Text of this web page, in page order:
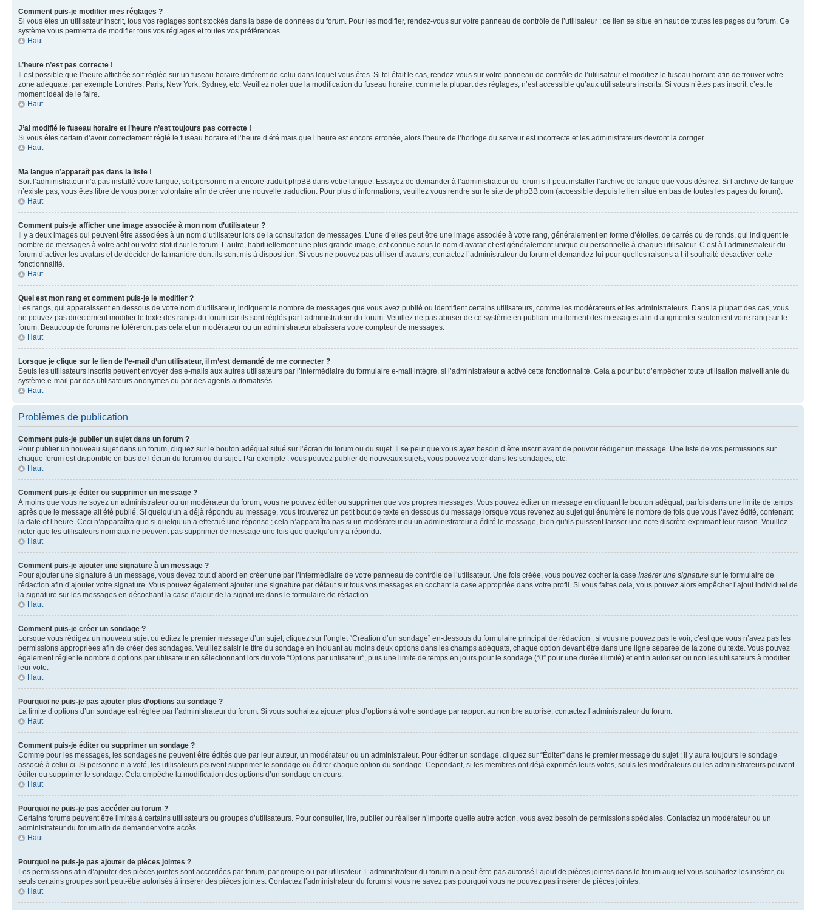
Comment puis-je modifier mes réglages ?
Si vous êtes un utilisateur inscrit, tous vos réglages sont stockés dans la base de données du forum. Pour les modifier, rendez-vous sur votre panneau de contrôle de l’utilisateur ; ce lien se situe en haut de toutes les pages du forum. Ce
système vous permettra de modifier tous vos réglages et toutes vos préférences.
Haut
L’heure n’est pas correcte !
Il est possible que l’heure affichée soit réglée sur un fuseau horaire différent de celui dans lequel vous êtes. Si tel était le cas, rendez-vous sur votre panneau de contrôle de l’utilisateur et modifiez le fuseau horaire afin de trouver votre
zone adéquate, par exemple Londres, Paris, New York, Sydney, etc. Veuillez noter que la modification du fuseau horaire, comme la plupart des réglages, n’est accessible qu’aux utilisateurs inscrits. Si vous n’êtes pas inscrit, c’est le
moment idéal de le faire.
Haut
J’ai modifié le fuseau horaire et l’heure n’est toujours pas correcte !
Si vous êtes certain d’avoir correctement réglé le fuseau horaire et l’heure d’été mais que l’heure est encore erronée, alors l’heure de l’horloge du serveur est incorrecte et les administrateurs devront la corriger.
Haut
Ma langue n’apparaît pas dans la liste !
Soit l’administrateur n’a pas installé votre langue, soit personne n’a encore traduit phpBB dans votre langue. Essayez de demander à l’administrateur du forum s’il peut installer l’archive de langue que vous désirez. Si l’archive de langue
n’existe pas, vous êtes libre de vous porter volontaire afin de créer une nouvelle traduction. Pour plus d’informations, veuillez vous rendre sur le site de phpBB.com (accessible depuis le lien situé en bas de toutes les pages du forum).
Haut
Comment puis-je afficher une image associée à mon nom d’utilisateur ?
Il y a deux images qui peuvent être associées à un nom d’utilisateur lors de la consultation de messages. L’une d’elles peut être une image associée à votre rang, généralement en forme d’étoiles, de carrés ou de ronds, qui indiquent le
nombre de messages à votre actif ou votre statut sur le forum. L’autre, habituellement une plus grande image, est connue sous le nom d’avatar et est généralement unique ou personnelle à chaque utilisateur. C’est à l’administrateur du
forum d’activer les avatars et de décider de la manière dont ils sont mis à disposition. Si vous ne pouvez pas utiliser d’avatars, contactez l’administrateur du forum et demandez-lui pour quelles raisons a t-il souhaité désactiver cette
fonctionnalité.
Haut
Quel est mon rang et comment puis-je le modifier ?
Les rangs, qui apparaissent en dessous de votre nom d’utilisateur, indiquent le nombre de messages que vous avez publié ou identifient certains utilisateurs, comme les modérateurs et les administrateurs. Dans la plupart des cas, vous
ne pouvez pas directement modifier le texte des rangs du forum car ils sont réglés par l’administrateur du forum. Veuillez ne pas abuser de ce système en publiant inutilement des messages afin d’augmenter seulement votre rang sur le
forum. Beaucoup de forums ne toléreront pas cela et un modérateur ou un administrateur abaissera votre compteur de messages.
Haut
Lorsque je clique sur le lien de l’e-mail d’un utilisateur, il m’est demandé de me connecter ?
Seuls les utilisateurs inscrits peuvent envoyer des e-mails aux autres utilisateurs par l’intermédiaire du formulaire e-mail intégré, si l’administrateur a activé cette fonctionnalité. Cela a pour but d’empêcher toute utilisation malveillante du
système e-mail par des utilisateurs anonymes ou par des agents automatisés.
Haut
Problèmes de publication
Comment puis-je publier un sujet dans un forum ?
Pour publier un nouveau sujet dans un forum, cliquez sur le bouton adéquat situé sur l’écran du forum ou du sujet. Il se peut que vous ayez besoin d’être inscrit avant de pouvoir rédiger un message. Une liste de vos permissions sur
chaque forum est disponible en bas de l’écran du forum ou du sujet. Par exemple : vous pouvez publier de nouveaux sujets, vous pouvez voter dans les sondages, etc.
Haut
Comment puis-je éditer ou supprimer un message ?
À moins que vous ne soyez un administrateur ou un modérateur du forum, vous ne pouvez éditer ou supprimer que vos propres messages. Vous pouvez éditer un message en cliquant le bouton adéquat, parfois dans une limite de temps
après que le message ait été publié. Si quelqu’un a déjà répondu au message, vous trouverez un petit bout de texte en dessous du message lorsque vous revenez au sujet qui énumère le nombre de fois que vous l’avez édité, contenant
la date et l’heure. Ceci n’apparaîtra que si quelqu’un a effectué une réponse ; cela n’apparaîtra pas si un modérateur ou un administrateur a édité le message, bien qu’ils puissent laisser une note discrète exprimant leur raison. Veuillez
noter que les utilisateurs normaux ne peuvent pas supprimer de message une fois que quelqu’un y a répondu.
Haut
Comment puis-je ajouter une signature à un message ?
Pour ajouter une signature à un message, vous devez tout d’abord en créer une par l’intermédiaire de votre panneau de contrôle de l’utilisateur. Une fois créée, vous pouvez cocher la case Insérer une signature sur le formulaire de
rédaction afin d’ajouter votre signature. Vous pouvez également ajouter une signature par défaut sur tous vos messages en cochant la case appropriée dans votre profil. Si vous faites cela, vous pouvez alors empêcher l’ajout individuel de
la signature sur les messages en décochant la case d’ajout de la signature dans le formulaire de rédaction.
Haut
Comment puis-je créer un sondage ?
Lorsque vous rédigez un nouveau sujet ou éditez le premier message d’un sujet, cliquez sur l’onglet “Création d’un sondage” en-dessous du formulaire principal de rédaction ; si vous ne pouvez pas le voir, c’est que vous n’avez pas les
permissions appropriées afin de créer des sondages. Veuillez saisir le titre du sondage en incluant au moins deux options dans les champs adéquats, chaque option devant être dans une ligne séparée de la zone du texte. Vous pouvez
également régler le nombre d’options par utilisateur en sélectionnant lors du vote “Options par utilisateur”, puis une limite de temps en jours pour le sondage (“0” pour une durée illimité) et enfin autoriser ou non les utilisateurs à modifier
leur vote.
Haut
Pourquoi ne puis-je pas ajouter plus d’options au sondage ?
La limite d’options d’un sondage est réglée par l’administrateur du forum. Si vous souhaitez ajouter plus d’options à votre sondage par rapport au nombre autorisé, contactez l’administrateur du forum.
Haut
Comment puis-je éditer ou supprimer un sondage ?
Comme pour les messages, les sondages ne peuvent être édités que par leur auteur, un modérateur ou un administrateur. Pour éditer un sondage, cliquez sur “Éditer” dans le premier message du sujet ; il y aura toujours le sondage
associé à celui-ci. Si personne n’a voté, les utilisateurs peuvent supprimer le sondage ou éditer chaque option du sondage. Cependant, si les membres ont déjà exprimés leurs votes, seuls les modérateurs ou les administrateurs peuvent
éditer ou supprimer le sondage. Cela empêche la modification des options d’un sondage en cours.
Haut
Pourquoi ne puis-je pas accéder au forum ?
Certains forums peuvent être limités à certains utilisateurs ou groupes d’utilisateurs. Pour consulter, lire, publier ou réaliser n’importe quelle autre action, vous avez besoin de permissions spéciales. Contactez un modérateur ou un
administrateur du forum afin de demander votre accès.
Haut
Pourquoi ne puis-je pas ajouter de pièces jointes ?
Les permissions afin d’ajouter des pièces jointes sont accordées par forum, par groupe ou par utilisateur. L’administrateur du forum n’a peut-être pas autorisé l’ajout de pièces jointes dans le forum auquel vous souhaitez les insérer, ou
seuls certains groupes sont peut-être autorisés à insérer des pièces jointes. Contactez l’administrateur du forum si vous ne savez pas pourquoi vous ne pouvez pas insérer de pièces jointes.
Haut